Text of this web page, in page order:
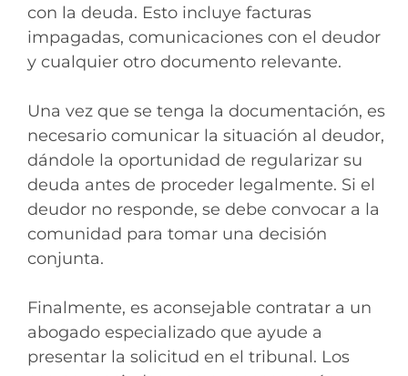
con la deuda. Esto incluye facturas
impagadas, comunicaciones con el deudor
y cualquier otro documento relevante.
Una vez que se tenga la documentación, es
necesario comunicar la situación al deudor,
dándole la oportunidad de regularizar su
deuda antes de proceder legalmente. Si el
deudor no responde, se debe convocar a la
comunidad para tomar una decisión
conjunta.
Finalmente, es aconsejable contratar a un
abogado especializado que ayude a
presentar la solicitud en el tribunal. Los